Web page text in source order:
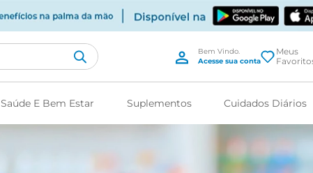
Meus
Saúde E Bem Estar Suplementos Cuidados Diários